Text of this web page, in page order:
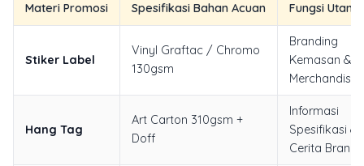
Materi Promosi Spesifikasi Bahan Acuan Fungsi Utama
Stiker Label
Vinyl Graftac / Chromo
130gsm
Branding
Kemasan &
Merchandise
Hang Tag
Art Carton 310gsm +
Doff
Informasi
Spesifikasi &
Cerita Brand